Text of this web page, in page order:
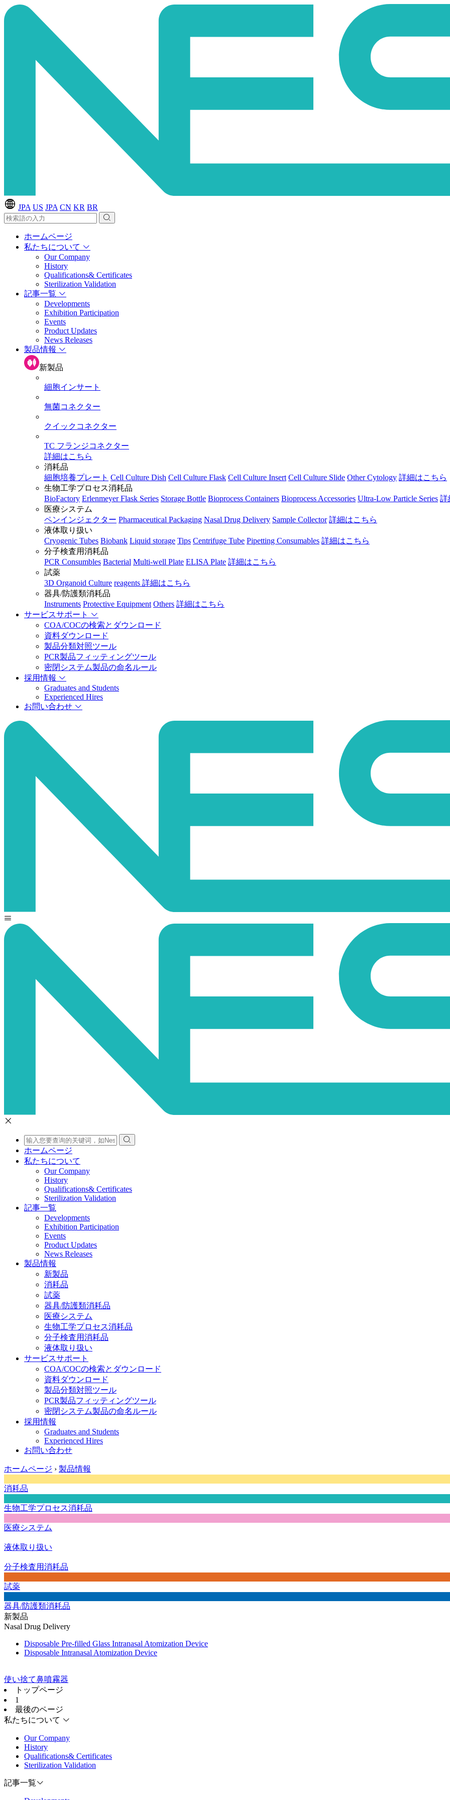
JPA US JPA CN KR BR
ホームページ
私たちについて
Our Company
History
Qualifications& Certificates
Sterilization Validation
記事一覧
Developments
Exhibition Participation
Events
Product Updates
News Releases
製品情報
新製品
細胞インサート
無菌コネクター
クイックコネクター
TC フランジコネクター
詳細はこちら
消耗品
細胞培養プレート Cell Culture Dish Cell Culture Flask Cell Culture Insert Cell Culture Slide Other Cytology 詳細はこちら
生物工学プロセス消耗品
BioFactory Erlenmeyer Flask Series Storage Bottle Bioprocess Containers Bioprocess Accessories Ultra-Low Particle Series 詳
医療システム
ペンインジェクター Pharmaceutical Packaging Nasal Drug Delivery Sample Collector 詳細はこちら
液体取り扱い
Cryogenic Tubes Biobank Liquid storage Tips Centrifuge Tube Pipetting Consumables 詳細はこちら
分子検査用消耗品
PCR Consumbles Bacterial Multi-well Plate ELISA Plate 詳細はこちら
試薬
3D Organoid Culture reagents 詳細はこちら
器具/防護類消耗品
Instruments Protective Equipment Others 詳細はこちら
サービスサポート
COA/COCの検索とダウンロード
資料ダウンロード
製品分類対照ツール
PCR製品フィッティングツール
密閉システム製品の命名ルール
採用情報
Graduates and Students
Experienced Hires
お問い合わせ
ホームページ
私たちについて
Our Company
History
Qualifications& Certificates
Sterilization Validation
記事一覧
Developments
Exhibition Participation
Events
Product Updates
News Releases
製品情報
新製品
消耗品
試薬
器具/防護類消耗品
医療システム
生物工学プロセス消耗品
分子検査用消耗品
液体取り扱い
サービスサポート
COA/COCの検索とダウンロード
資料ダウンロード
製品分類対照ツール
PCR製品フィッティングツール
密閉システム製品の命名ルール
採用情報
Graduates and Students
Experienced Hires
お問い合わせ
ホームページ › 製品情報
消耗品
生物工学プロセス消耗品
医療システム
液体取り扱い
分子検査用消耗品
試薬
器具/防護類消耗品
新製品
Nasal Drug Delivery
Disposable Pre-filled Glass Intranasal Atomization Device
Disposable Intranasal Atomization Device
使い捨て鼻噴霧器
トップページ
1
最後のページ
私たちについて
Our Company
History
Qualifications& Certificates
Sterilization Validation
記事一覧